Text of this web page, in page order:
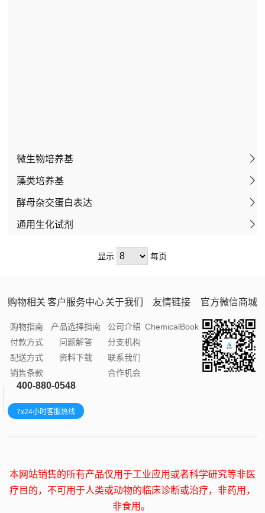
微生物培养基
土壤微生物
医学微生物
食品微生物学
海洋微生物
农业微生物
化妆品微生物
药学微生物
藻类培养基
酵母杂交蛋白表达
酵母杂交完全培养基
裂殖酵母培养
酵母衍生实验
农杆菌侵染液（烟草专用）
通用生化试剂
其他生化试剂
无机盐
基准试剂
核酸
显示 每页
购物相关
购物指南
付款方式
配送方式
销售条款
客户服务中心
产品选择指南
问题解答
资料下载
关于我们
公司介绍
分支机构
联系我们
合作机会
友情链接
ChemicalBook
官方微信商城
400-880-0548
7x24小时客服热线
本网站销售的所有产品仅用于工业应用或者科学研究等非医
疗目的，不可用于人类或动物的临床诊断或治疗，非药用，
非食用。